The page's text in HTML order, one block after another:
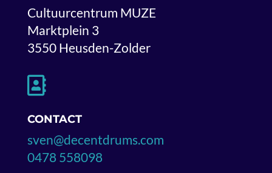
Cultuurcentrum MUZE
Marktplein 3
3550 Heusden-Zolder

CONTACT
sven@decentdrums.com
0478 558098